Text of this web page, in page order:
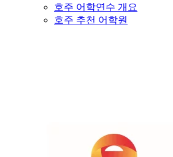
호주 어학연수 개요
호주 추천 어학원